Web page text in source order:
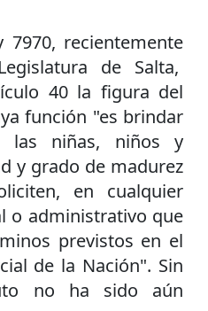
7970, recientemente
de Salta,
40 la figura del
función "es brindar
las niñas, niños y
y grado de madurez
en cualquier
o administrativo que
previstos en el
de la Nación". Sin
no ha sido aún